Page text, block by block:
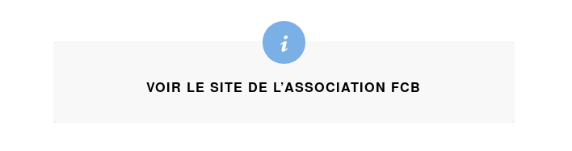
VOIR LE SITE DE L’ASSOCIATION FCB